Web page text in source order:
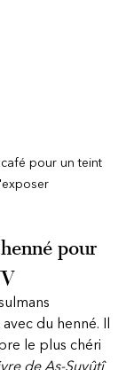
pour un teint
pour
du henné. Il
le plus chéri